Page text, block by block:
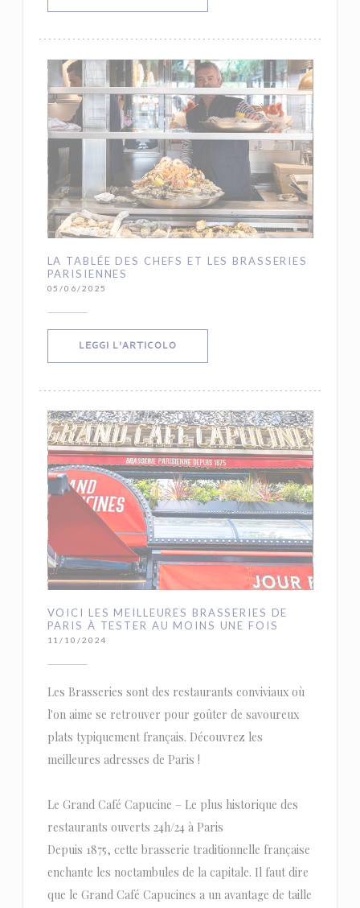
LA TABLÉE DES CHEFS ET LES BRASSERIES
PARISIENNES
05/06/2025
LEGGI L'ARTICOLO((APRE UNA NUOVA FINESTRA))
VOICI LES MEILLEURES BRASSERIES DE
PARIS À TESTER AU MOINS UNE FOIS
11/10/2024
Les Brasseries sont des restaurants conviviaux où
l'on aime se retrouver pour goûter de savoureux
plats typiquement français. Découvrez les
meilleures adresses de Paris !
Le Grand Café Capucine – Le plus historique des
restaurants ouverts 24h/24 à Paris
Depuis 1875, cette brasserie traditionnelle française
enchante les noctambules de la capitale. Il faut dire
que le Grand Café Capucines a un avantage de taille